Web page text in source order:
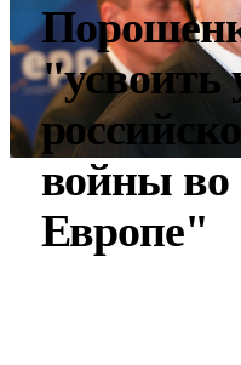
"усвоить
войны во
Европе"